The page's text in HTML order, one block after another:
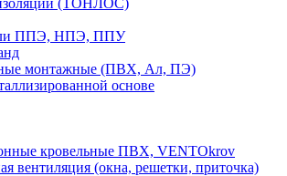
(TОНЛОС)
ППЭ, НПЭ, ППУ
монтажные (ПВХ, Ал, ПЭ)
основе
кровельные ПВХ, VENTOkrov
вентиляция (окна, решетки, приточка)